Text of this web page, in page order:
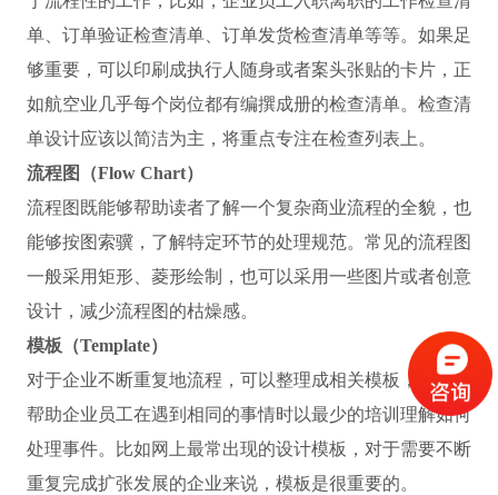
单、订单验证检查清单、订单发货检查清单等等。如果足
够重要，可以印刷成执行人随身或者案头张贴的卡片，正
如航空业几乎每个岗位都有编撰成册的检查清单。检查清
单设计应该以简洁为主，将重点专注在检查列表上。
流程图（Flow Chart）
流程图既能够帮助读者了解一个复杂商业流程的全貌，也
能够按图索骥，了解特定环节的处理规范。常见的流程图
一般采用矩形、菱形绘制，也可以采用一些图片或者创意
设计，减少流程图的枯燥感。
模板（Template）
对于企业不断重复地流程，可以整理成相关模板，它可以
帮助企业员工在遇到相同的事情时以最少的培训理解如何
处理事件。比如网上最常出现的设计模板，对于需要不断
重复完成扩张发展的企业来说，模板是很重要的。